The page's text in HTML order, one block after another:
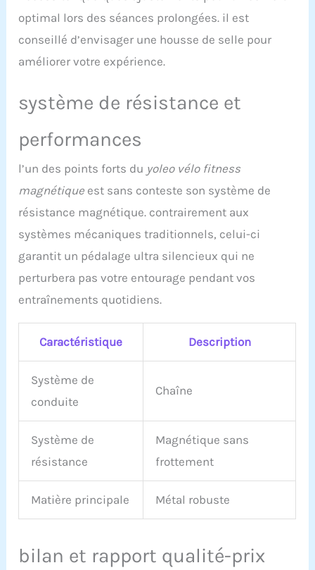
roues de transport qui
transporter facilement ce
vélo d'appartement d'une
maison 【Ordinateur à
pliable enregistre le
temps, la vitesse, la
distance, les calories
brûlées et la fréquence
cyclisme et rend les
données d'entraînement
claires en un coup d'œil.
Placez simultanément
votre téléphone/iPad sur
programmes préférés en
même temps. Amusez-
antidérapantes】 Nos
pédales antidérapantes
pour offrir le support le
confortable. La hauteur
du siège peut également
niveaux pour offrir une
large gamme d'options
optimal lors des séances prolongées. il est
conseillé d’envisager une housse de selle pour
améliorer votre expérience.
système de résistance et
performances
l’un des points forts du yoleo vélo fitness
magnétique est sans conteste son système de
résistance magnétique. contrairement aux
systèmes mécaniques traditionnels, celui-ci
garantit un pédalage ultra silencieux qui ne
perturbera pas votre entourage pendant vos
entraînements quotidiens.
Caractéristique Description
Système de
conduite
Chaîne
Système de
résistance
Magnétique sans
frottement
Matière principale Métal robuste
bilan et rapport qualité-prix